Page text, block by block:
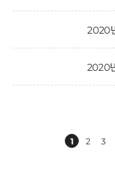
2020
2020
1 2 3